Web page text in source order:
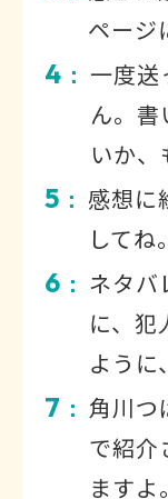
ページ
4 ： 一度送
ん。
いか、
5 ： 感想に
してね。
6 ： ネタバ
に、犯
ように
7 ： 角川つ
で紹介
ますよ。